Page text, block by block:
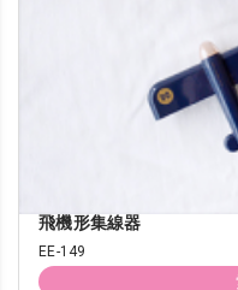
飛機形集線器
EE-149